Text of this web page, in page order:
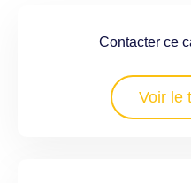
Contacter ce
Voir le